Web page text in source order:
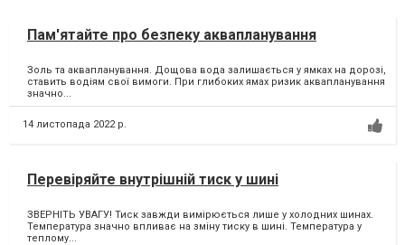
Пам'ятайте про безпеку аквапланування
Золь та аквапланування. Дощова вода залишається у ямках на дорозі,
ставить водіям свої вимоги. При глибоких ямах ризик аквапланування
значно...
14 листопада 2022 р.
Перевіряйте внутрішній тиск у шині
ЗВЕРНІТЬ УВАГУ! Тиск завжди вимірюється лише у холодних шинах.
Температура значно впливає на зміну тиску в шині. Температура у
теплому...